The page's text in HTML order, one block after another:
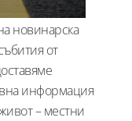
новинарска
от
информация
– местни